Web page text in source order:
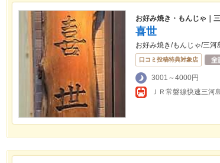
お好み焼き・もんじゃ｜
喜世
お好み焼き/もんじゃ/三河
口コミ投稿特典対象店
3001～4000円
ＪＲ常磐線快速三河